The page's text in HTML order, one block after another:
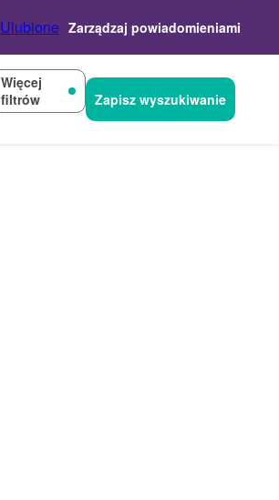
Ulubione Zarządzaj powiadomieniami
Więcej
filtrów
Zapisz wyszukiwanie